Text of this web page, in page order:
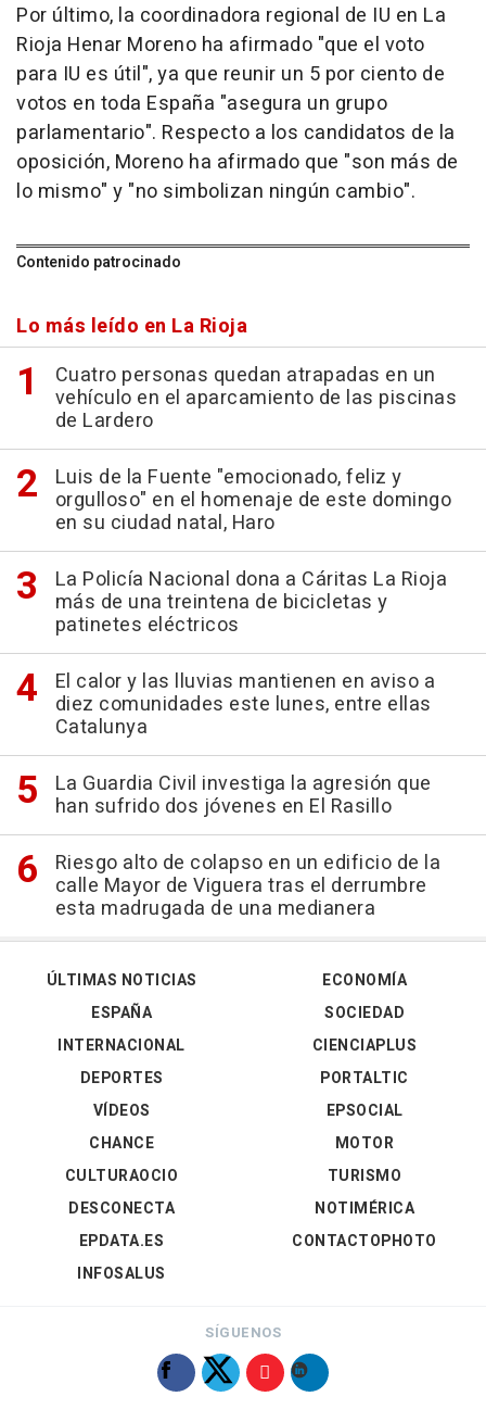
Por último, la coordinadora regional de IU en La
Rioja Henar Moreno ha afirmado "que el voto
para IU es útil", ya que reunir un 5 por ciento de
votos en toda España "asegura un grupo
parlamentario". Respecto a los candidatos de la
oposición, Moreno ha afirmado que "son más de
lo mismo" y "no simbolizan ningún cambio".
Contenido patrocinado
Lo más leído en La Rioja
Cuatro personas quedan atrapadas en un
vehículo en el aparcamiento de las piscinas
de Lardero
Luis de la Fuente "emocionado, feliz y
orgulloso" en el homenaje de este domingo
en su ciudad natal, Haro
La Policía Nacional dona a Cáritas La Rioja
más de una treintena de bicicletas y
patinetes eléctricos
El calor y las lluvias mantienen en aviso a
diez comunidades este lunes, entre ellas
Catalunya
La Guardia Civil investiga la agresión que
han sufrido dos jóvenes en El Rasillo
Riesgo alto de colapso en un edificio de la
calle Mayor de Viguera tras el derrumbre
esta madrugada de una medianera
ÚLTIMAS NOTICIAS
ESPAÑA
INTERNACIONAL
DEPORTES
VÍDEOS
ECONOMÍA
SOCIEDAD
CIENCIAPLUS
PORTALTIC
EPSOCIAL
CHANCE
CULTURAOCIO
DESCONECTA
EPDATA.ES
INFOSALUS
MOTOR
TURISMO
NOTIMÉRICA
CONTACTOPHOTO
SÍGUENOS